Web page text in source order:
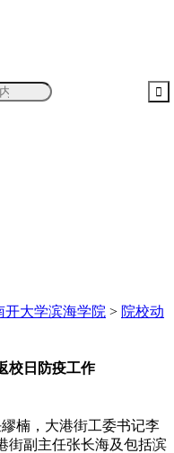
开大学滨海学院 > 院校动
校日防疫工作
楠，大港街工委书记李
街副主任张长海及包括滨